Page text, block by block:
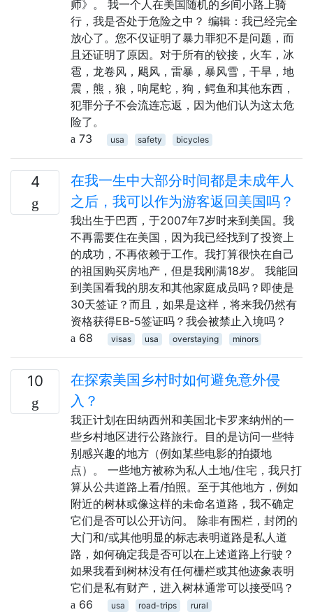
师》。 我一个人在美国随机的乡间小路上骑
行，我是否处于危险之中？ 编辑：我已经完全
放心了。您不仅证明了暴力罪犯不是问题，而
且还证明了原因。对于所有的铰接，火车，冰
雹，龙卷风，飓风，雷暴，暴风雪，干旱，地
震，熊，狼，响尾蛇，狗，鳄鱼和其他东西，
犯罪分子不会流连忘返，因为他们认为这太危
险了。
73
usa safety bicycles
4
在我一生中大部分时间都是未成年人
之后，我可以作为游客返回美国吗？
我出生于巴西，于2007年7岁时来到美国。我
不再需要住在美国，因为我已经找到了投资上
的成功，不再依赖于工作。我打算很快在自己
的祖国购买房地产，但是我刚满18岁。 我能回
到美国看我的朋友和其他家庭成员吗？即使是
30天签证？而且，如果是这样，将来我仍然有
资格获得EB-5签证吗？我会被禁止入境吗？
68
visas usa overstaying minors
10
在探索美国乡村时如何避免意外侵
入？
我正计划在田纳西州和美国北卡罗来纳州的一
些乡村地区进行公路旅行。目的是访问一些特
别感兴趣的地方（例如某些电影的拍摄地
点）。 一些地方被称为私人土地/住宅，我只打
算从公共道路上看/拍照。至于其他地方，例如
附近的树林或像这样的未命名道路，我不确定
它们是否可以公开访问。 除非有围栏，封闭的
大门和/或其他明显的标志表明道路是私人道
路，如何确定我是否可以在上述道路上行驶？
如果我看到树林没有任何栅栏或其他迹象表明
它们是私有财产，进入树林通常可以接受吗？
66
usa road-trips rural